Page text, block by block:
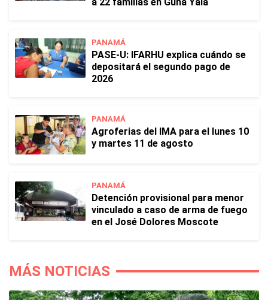
PANAMÁ
PASE-U: IFARHU explica cuándo se
depositará el segundo pago de
2026
PANAMÁ
Agroferias del IMA para el lunes 10
y martes 11 de agosto
PANAMÁ
Detención provisional para menor
vinculado a caso de arma de fuego
en el José Dolores Moscote
MÁS NOTICIAS